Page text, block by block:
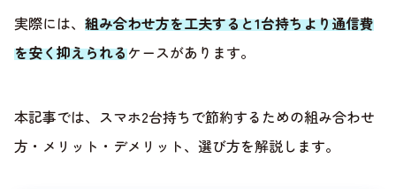
実際には、 組み合わせ方を工夫すると1台持ちより通信費
を安く抑えられるケースがあります。
本記事では、スマホ2台持ちで節約するための組み合わせ
方・メリット・デメリット、選び方を解説します。